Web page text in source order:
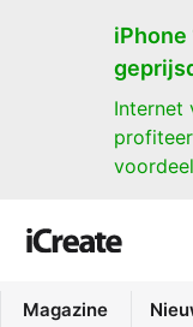
iPhone
Internet
Magazine